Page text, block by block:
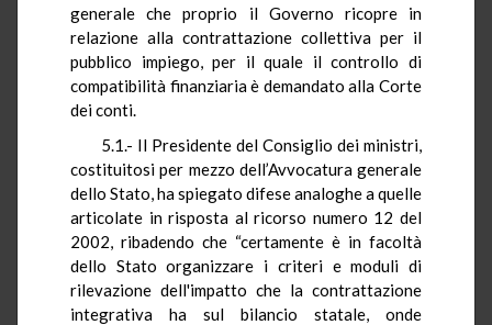
generale che proprio il Governo ricopre in
relazione alla contrattazione collettiva per il
pubblico impiego, per il quale il controllo di
compatibilità finanziaria è demandato alla Corte
dei conti.
5.1.- Il Presidente del Consiglio dei ministri,
costituitosi per mezzo dell’Avvocatura generale
dello Stato, ha spiegato difese analoghe a quelle
articolate in risposta al ricorso numero 12 del
2002, ribadendo che “certamente è in facoltà
dello Stato organizzare i criteri e moduli di
rilevazione dell'impatto che la contrattazione
integrativa ha sul bilancio statale, onde